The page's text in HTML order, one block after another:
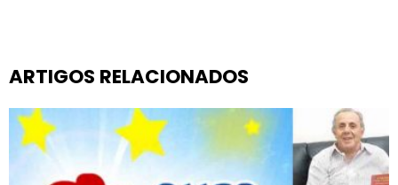
ARTIGOS RELACIONADOS